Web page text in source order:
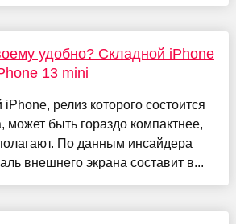
удобно? Складной iPhone
13 mini
релиз которого состоится
может быть гораздо компактнее,
По данным инсайдера
внешнего экрана составит в...